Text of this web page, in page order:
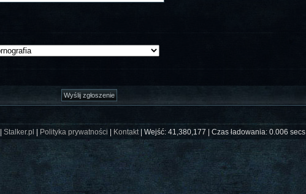
Stalker.pl Polityka prywatności Kontakt| Wejść: 41,380,177 | Czas ładowania: 0.006 secs